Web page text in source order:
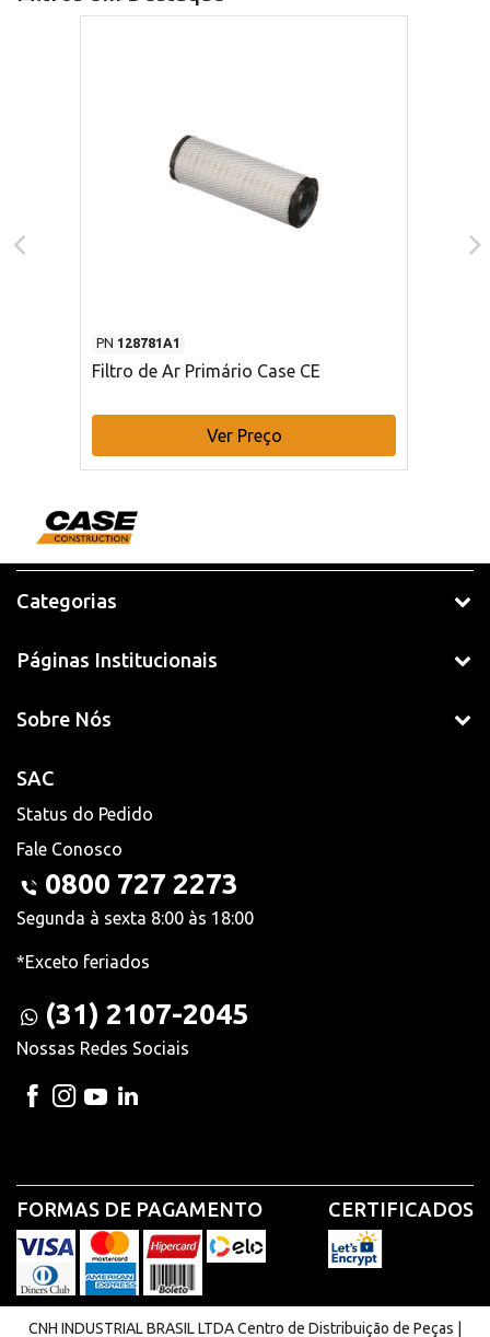
PN 128781A1
Filtro de Ar Primário Case CE
Ver Preço
Categorias
Páginas Institucionais
Sobre Nós
SAC
Status do Pedido
Fale Conosco
0800 727 2273
Segunda à sexta 8:00 às 18:00
*Exceto feriados
(31) 2107-2045
Nossas Redes Sociais
FORMAS DE PAGAMENTO CERTIFICADOS
CNH INDUSTRIAL BRASIL LTDA Centro de Distribuição de Peças |